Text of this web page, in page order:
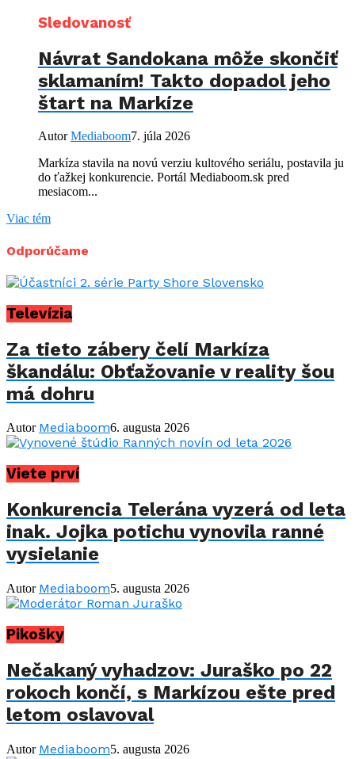
Sledovanosť
Návrat Sandokana môže skončiť
sklamaním! Takto dopadol jeho
štart na Markíze
AutorMediaboom7. júla 2026
Markíza stavila na novú verziu kultového seriálu, postavila ju
do ťažkej konkurencie. Portál Mediaboom.sk pred
mesiacom...
Viac tém
Odporúčame
Televízia
Za tieto zábery čelí Markíza
škandálu: Obťažovanie v reality šou
má dohru
Autor Mediaboom6. augusta 2026
Viete prví
Konkurencia Telerána vyzerá od leta
inak. Jojka potichu vynovila ranné
vysielanie
Autor Mediaboom5. augusta 2026
Pikošky
Nečakaný vyhadzov: Juraško po 22
rokoch končí, s Markízou ešte pred
letom oslavoval
Autor Mediaboom5. augusta 2026